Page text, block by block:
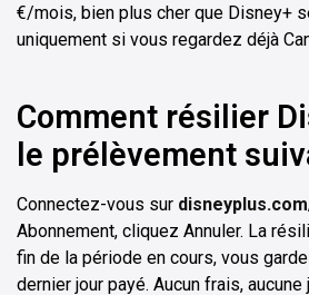
€/mois, bien plus cher que Disney+
uniquement si vous regardez déjà
Comment résilier
le prélèvement
Connectez-vous sur
Abonnement, cliquez Annuler. La
fin de la période en cours, vous
dernier jour payé. Aucun frais,